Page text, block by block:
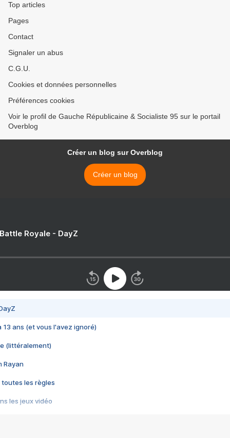
Top articles
Pages
Contact
Signaler un abus
C.G.U.
Cookies et données personnelles
Préférences cookies
Voir le profil de Gauche Républicaine & Socialiste 95 sur le portail
Overblog
Créer un blog sur Overblog
Créer un blog
Royale - DayZ
13 ans (et vous l'avez ignoré)
(littéralement)
Rayan
toutes les règles
les jeux vidéo